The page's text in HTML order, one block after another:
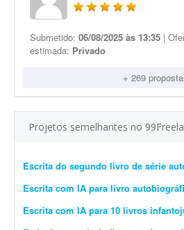
Submetido: 06/08/2025 às 13:35 |
estimada: Privado
+ 269
Projetos semelhantes no
Escrita com IA para 10 livros